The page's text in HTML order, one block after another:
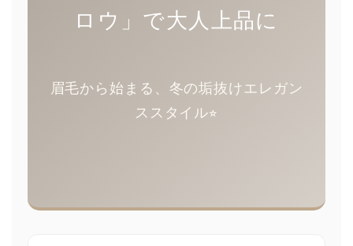
ロウ」で大人上品に
眉毛から始まる、冬の垢抜けエレガン
ススタイル⭐︎